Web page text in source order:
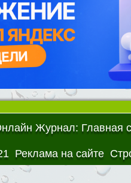
Журнал: Главная
Реклама на сайте